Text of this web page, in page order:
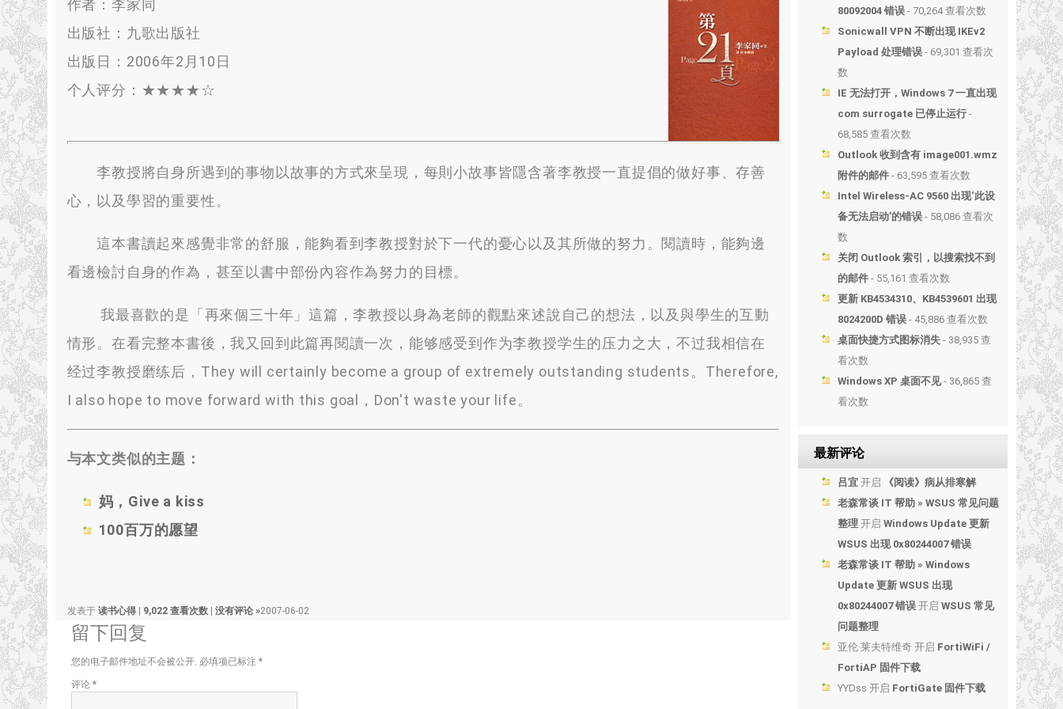
作者： 李家同
出版社：九歌出版社
出版日：2006年2月10日
个人评分：★★★★☆
李教授將自身所遇到的事物以故事的方式來呈現，每則小故事皆隱含著李教授一直提倡的做好事、存善
心，以及學習的重要性。
這本書讀起來感覺非常的舒服，能夠看到李教授對於下一代的憂心以及其所做的努力。閱讀時，能夠邊
看邊檢討自身的作為，甚至以書中部份內容作為努力的目標。
我最喜歡的是「再來個三十年」這篇，李教授以身為老師的觀點來述說自己的想法，以及與學生的互動
情形。在看完整本書後，我又回到此篇再閱讀一次，能够感受到作为李教授学生的压力之大，不过我相信在
经过李教授磨练后，They will certainly become a group of extremely outstanding students。Therefore,
I also hope to move forward with this goal，Don't waste your life。
与本文类似的主题：
妈，Give a kiss
100百万的愿望
发表于 读书心得 9,022 查看次数 没有评论 »2007-06-02
留下回复
您的电子邮件地址不会被公开. 必填项已标注 *
评论 *
80092004 错误 - 70,264 查看次数
Sonicwall VPN 不断出现 IKEv2
Payload 处理错误 - 69,301 查看次
数
IE 无法打开，Windows 7 一直出现
com surrogate 已停止运行 -
68,585 查看次数
Outlook 收到含有 image001.wmz
附件的邮件 - 63,595 查看次数
Intel Wireless-AC 9560 出现‘此设
备无法启动’的错误 - 58,086 查看次
数
关闭 Outlook 索引，以搜索找不到
的邮件 - 55,161 查看次数
更新 KB4534310、KB4539601 出现
8024200D 错误 - 45,886 查看次数
桌面快捷方式图标消失 - 38,935 查
看次数
Windows XP 桌面不见- 36,865 查
看次数
最新评论
吕宜 开启
《阅读》病从排寒解
老森常谈 IT 帮助 » WSUS 常见问题
整理 开启 Windows Update 更新
WSUS 出现 0x80244007 错误
老森常谈 IT 帮助 » Windows
Update 更新 WSUS 出现
0x80244007 错误 开启 WSUS 常见
问题整理
亚伦·莱夫特维奇 开启 FortiWiFi /
FortiAP 固件下载
YYDss 开启 FortiGate 固件下载